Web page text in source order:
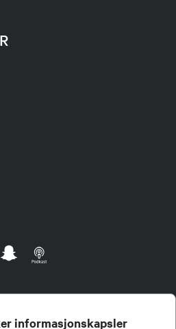
informasjonskapsler